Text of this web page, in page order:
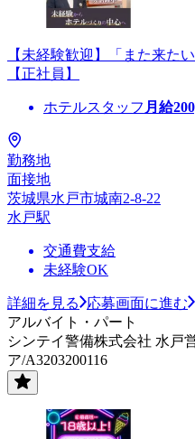
【未経験歓迎】「また来た
【正社員】
ホテルスタッフ 月給
勤務地
面接地
茨城県水戸市城南2-8-22
水戸駅
交通費支給
未経験OK
詳細を見る
応募画面に進む
アルバイト・パート
シンテイ警備株式会社 水戸
ア/A3203200116